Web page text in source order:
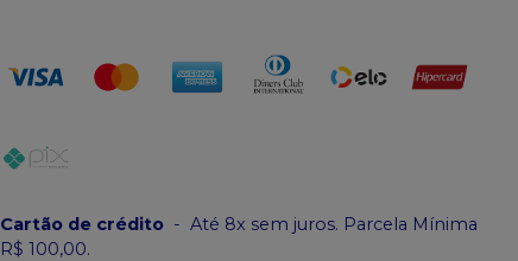
Cartão de crédito - Até 8x sem juros. Parcela Mínima
R$ 100,00.